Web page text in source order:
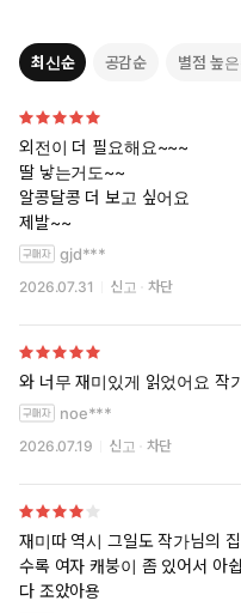
최신순 공감순 별점 높
외전이 더 필요해요~~~
딸 낳는거도~~
알콩달콩 더 보고 싶어요
제발~~
gjd***
2026.07.31 신고 차단
와 너무 재미있게 읽었어요 작
noe***
2026.07.19 신고 차단
재미따 역시 그일도 작가님의
수록 여자 캐붕이 좀 있어서 아
다 조았아용